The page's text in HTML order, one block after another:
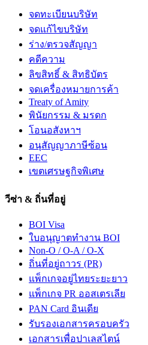
จดทะเบียนบริษัท
จดแก้ไขบริษัท
ร่าง/ตรวจสัญญา
คดีความ
ลิขสิทธิ์ & สิทธิบัตร
จดเครื่องหมายการค้า
Treaty of Amity
พินัยกรรม & มรดก
โอนอสังหาฯ
อนุสัญญาภาษีซ้อน
EEC
เขตเศรษฐกิจพิเศษ
วีซ่า & ถิ่นที่อยู่
BOI Visa
ใบอนุญาตทำงาน BOI
Non-O / O-A / O-X
ถิ่นที่อยู่ถาวร (PR)
แพ็กเกจอยู่ไทยระยะยาว
แพ็กเกจ PR ออสเตรเลีย
PAN Card อินเดีย
รับรองเอกสารครอบครัว
เอกสารเพื่อปาเลสไตน์